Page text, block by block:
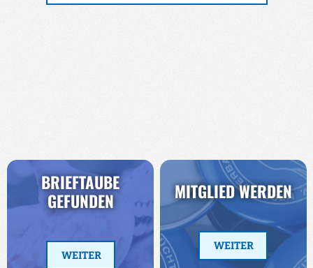
BRIEFTAUBE
GEFUNDEN
WEITER
MITGLIED WERDEN
WEITER